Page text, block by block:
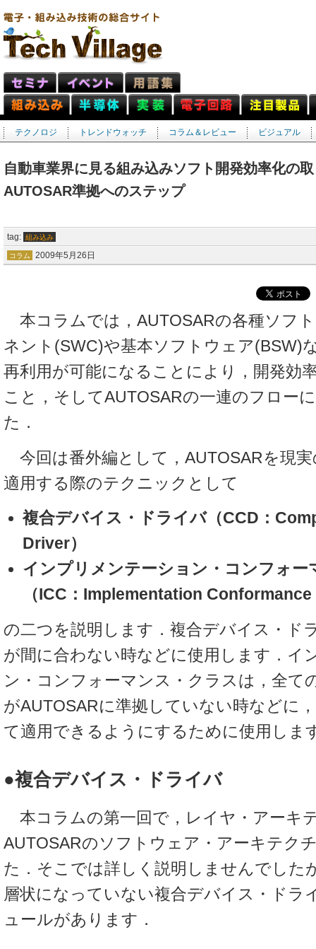
テクノロジ トレンドウォッチ コラム＆レビュー ビジュアル
自動車業界に見る組み込みソフト開発効率化の
AUTOSAR準拠へのステップ
tag: 組み込み
コラム 2009年5月26日
本コラムでは，AUTOSARの各種ソフ
ネント(SWC)や基本ソフトウェア(BSW)
再利用が可能になることにより，開発効
こと，そしてAUTOSARの一連のフロー
た．
今回は番外編として，AUTOSARを現
適用する際のテクニックとして
複合デバイス・ドライバ（CCD：
Driver）
インプリメンテーション・コンフォー
（ICC：Implementation
の二つを説明します．複合デバイス・ド
が間に合わない時などに使用します．イ
ン・コンフォーマンス・クラスは，全て
がAUTOSARに準拠していない時などに
て適用できるようにするために使用しま
●複合デバイス・ドライバ
本コラムの第一回で，レイヤ・アーキ
AUTOSARのソフトウェア・アーキテク
た．そこでは詳しく説明しませんでした
層状になっていない複合デバイス・ドラ
ュールがあります．